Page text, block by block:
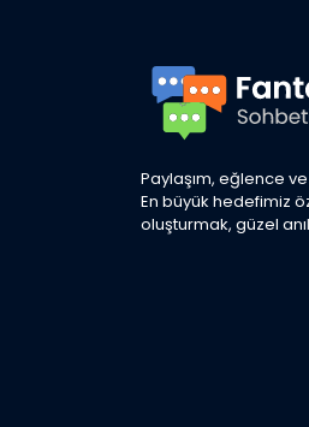
Paylaşım, eğlence
En büyük hedefimiz
oluşturmak, güzel